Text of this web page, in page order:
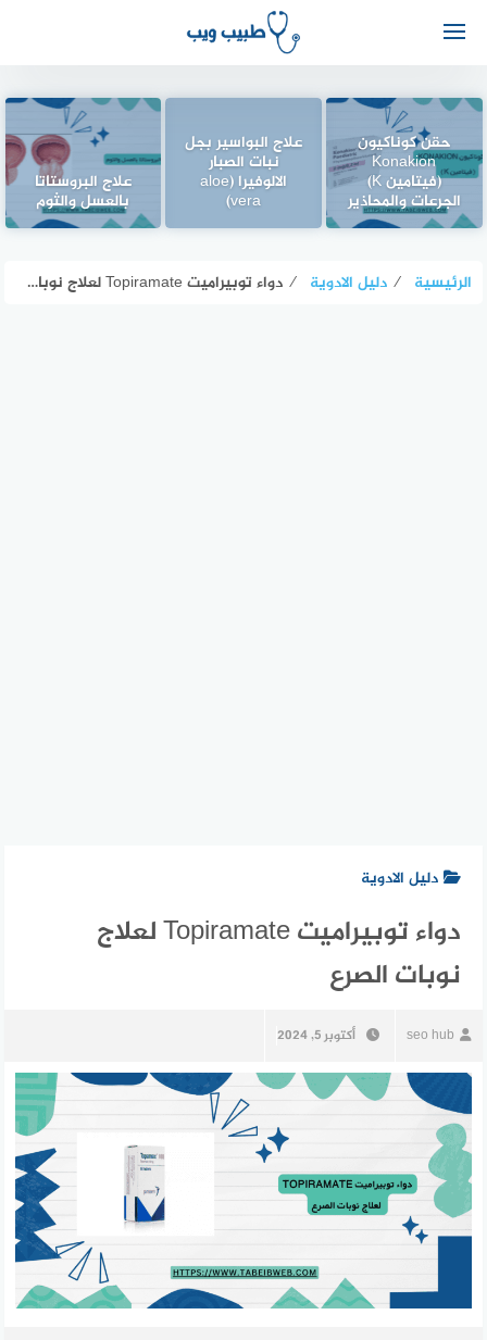
حقن كوناكيون
Konakion
(فيتامين K)
الجرعات والمحاذير
علاج البواسير بجل
نبات الصبار
الالوفيرا (aloe
vera)
علاج البروستاتا
بالعسل والثوم
الرئيسية ⁄ دليل الادوية ⁄ دواء توبيراميت Topiramate لعلاج نوبات الصرع
دليل الادوية
دواء توبيراميت Topiramate لعلاج
نوبات الصرع
seo hub أكتوبر 5, 2024